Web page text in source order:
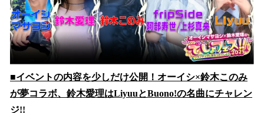
■イベントの内容を少しだけ公開！オーイシ×鈴木このみ
が夢コラボ、鈴木愛理はLiyuuとBuono!の名曲にチャレン
ジ!!